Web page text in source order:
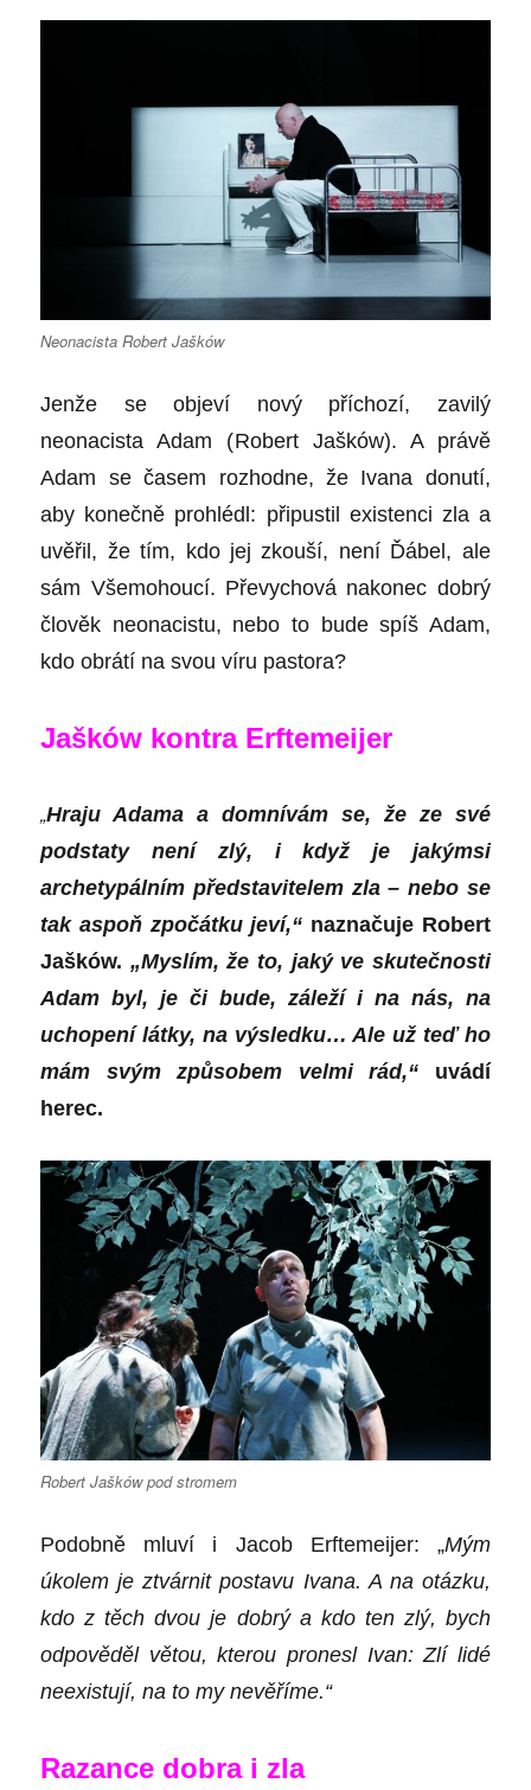
Neonacista Robert Jašków
Jenže se objeví nový příchozí, zavilý
neonacista Adam (Robert Jašków). A právě
Adam se časem rozhodne, že Ivana donutí,
aby konečně prohlédl: připustil existenci zla a
uvěřil, že tím, kdo jej zkouší, není Ďábel, ale
sám Všemohoucí. Převychová nakonec dobrý
člověk neonacistu, nebo to bude spíš Adam,
kdo obrátí na svou víru pastora?
Jašków kontra Erftemeijer
„Hraju Adama a domnívám se, že ze své
podstaty není zlý, i když je jakýmsi
archetypálním představitelem zla – nebo se
tak aspoň zpočátku jeví,“ naznačuje Robert
Jašków. „Myslím, že to, jaký ve skutečnosti
Adam byl, je či bude, záleží i na nás, na
uchopení látky, na výsledku… Ale už teď ho
mám svým způsobem velmi rád,“ uvádí
herec.
Robert Jašków pod stromem
Podobně mluví i Jacob Erftemeijer: „Mým
úkolem je ztvárnit postavu Ivana. A na otázku,
kdo z těch dvou je dobrý a kdo ten zlý, bych
odpověděl větou, kterou pronesl Ivan: Zlí lidé
neexistují, na to my nevěříme.“
Razance dobra i zla